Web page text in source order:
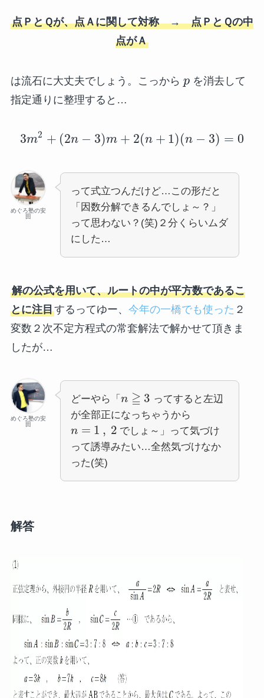
点ＰとＱが、点Ａに関して対称 → 点ＰとＱの中
点がＡ
は流石に大丈夫でしょう。こっから p を消去して
指定通りに整理すると…
3m2 + (2n − 3)m + 2(n + 1)(n − 3) = 0
めぐろ塾の安
田
って式立つんだけど…この形だと
「因数分解できるんでしょ～？」
って思わない？(笑)２分くらいムダ
にした…
解の公式を用いて、ルートの中が平方数であるこ
とに注目するってゆー、 今年の一橋でも使った ２
変数２次不定方程式の常套解法で解かせて頂きま
したが…
めぐろ塾の安
田
どーやら「 n ≧ 3 ってすると左辺
が全部正になっちゃうから
n = 1 , 2でしょ～」って気づけ
って誘導みたい…全然気づけなか
った(笑)
解答